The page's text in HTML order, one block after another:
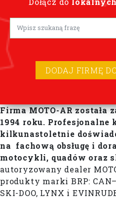
Lorem ipsum
DODAJ FIRMĘ
Firma MOTO-AR została
1994 roku. Profesjonalne
kilkunastoletnie
na fachową obsługę i
motocykli, quadów oraz
autoryzowany dealer
produkty marki BRP:
SKI-DOO, LYNX i